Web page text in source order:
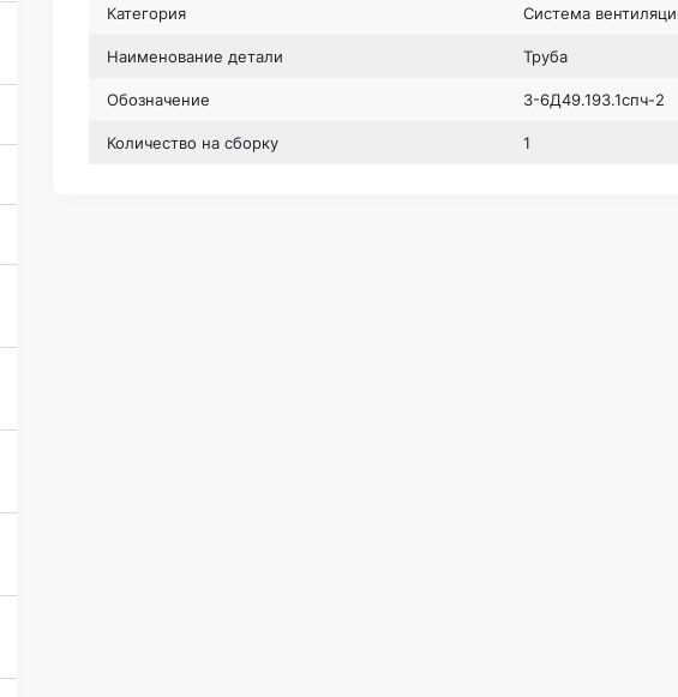
Категория Система
Наименование детали Труба
Обозначение 3-6Д49.193.1спч-2
Количество на сборку 1